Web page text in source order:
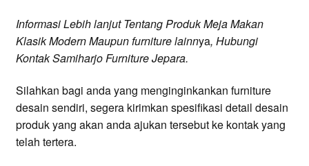
InformasiLebih lanjut Tentang Produk Meja Makan
Klasik ModernMaupunfurniture lainnya, Hubungi
Kontak Samiharjo Furniture Jepara.
Silahkan bagi anda yang menginginkankan furniture
desain sendiri, segera kirimkan spesifikasi detail desain
produk yang akan anda ajukan tersebut ke kontak yang
telah tertera.